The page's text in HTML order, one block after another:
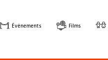
Évènements Films